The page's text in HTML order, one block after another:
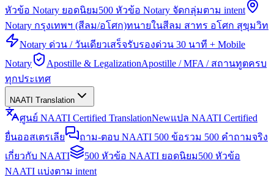
หัวข้อ Notary ยอดนิยม500 หัวข้อ Notary จัดกลุ่มตาม intent
Notary กรุงเทพฯ (สีลม/อโศก)ทนายในสีลม สาทร อโศก สุขุมวิท
Notary ด่วน / วันเดียวเสร็จรับรองด่วน 30 นาที + Mobile
Notary
Apostille & LegalizationApostille / MFA / สถานทูตครบ
ทุกประเทศ
NAATI Translation
ศูนย์ NAATI Certified TranslationNewแปล NAATI Certified
ยื่นออสเตรเลีย
ถาม-ตอบ NAATI 500 ข้อรวม 500 คำถามจริง
เกี่ยวกับ NAATI
500 หัวข้อ NAATI ยอดนิยม500 หัวข้อ
NAATI แบ่งตาม intent